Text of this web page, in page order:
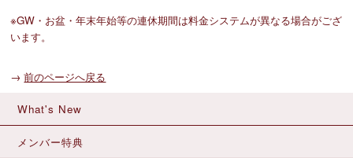
※GW・お盆・年末年始等の連休期間は料金システムが異なる場合がござ
います。
→ 前のページへ戻る
What's New
メンバー特典